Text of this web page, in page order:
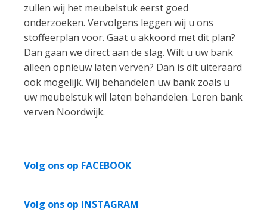
zullen wij het meubelstuk eerst goed
onderzoeken. Vervolgens leggen wij u ons
stoffeerplan voor. Gaat u akkoord met dit plan?
Dan gaan we direct aan de slag. Wilt u uw bank
alleen opnieuw laten verven? Dan is dit uiteraard
ook mogelijk. Wij behandelen uw bank zoals u
uw meubelstuk wil laten behandelen. Leren bank
verven Noordwijk.
Volg ons op FACEBOOK
Volg ons op INSTAGRAM